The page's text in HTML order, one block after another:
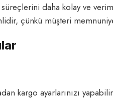
daha kolay ve
çünkü müşteri
kargo ayarlarınızı